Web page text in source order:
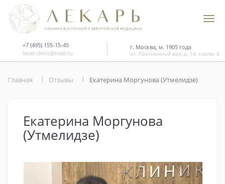
+7 (495) 155-15-45
lecar-clinic@mail.ru
г. Москва, м. 1905 года
ул. Пресненский вал, д. 14, корпус 4
Главная Отзывы Екатерина Моргунова (Утмелидзе)
Екатерина Моргунова
(Утмелидзе)